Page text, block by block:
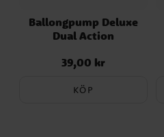
Ballongpump Deluxe
Dual Action
Pris:39,00 kr
39,00 kr
KÖP